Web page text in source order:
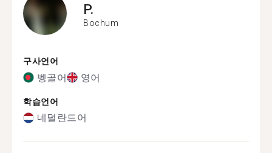
P.
Bochum
구사언어
벵골어 영어
학습언어
네덜란드어